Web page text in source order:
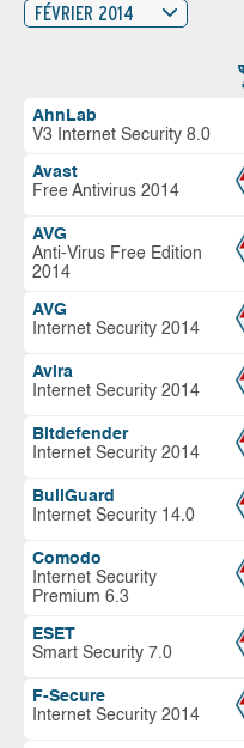
FÉVRIER 2014
AhnLab
V3 Internet Security 8.0
Avast
Free Antivirus 2014
AVG
Anti-Virus Free Edition
2014
AVG
Internet Security 2014
Avira
Internet Security 2014
Bitdefender
Internet Security 2014
BullGuard
Internet Security 14.0
Comodo
Internet Security
Premium 6.3
ESET
Smart Security 7.0
F-Secure
Internet Security 2014